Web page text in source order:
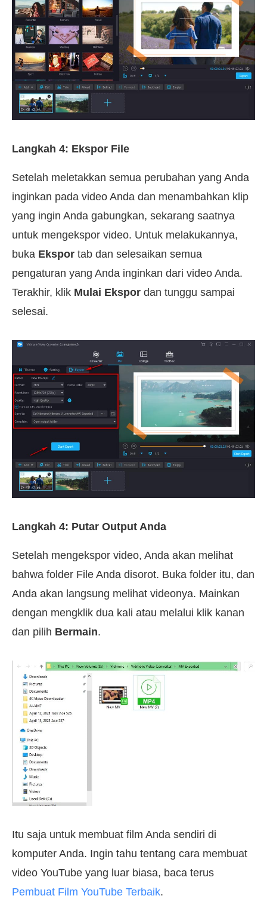
Langkah 4: Ekspor File
Setelah meletakkan semua perubahan yang Anda
inginkan pada video Anda dan menambahkan klip
yang ingin Anda gabungkan, sekarang saatnya
untuk mengekspor video. Untuk melakukannya,
buka Ekspor tab dan selesaikan semua
pengaturan yang Anda inginkan dari video Anda.
Terakhir, klik Mulai Ekspor dan tunggu sampai
selesai.
Langkah 4: Putar Output Anda
Setelah mengekspor video, Anda akan melihat
bahwa folder File Anda disorot. Buka folder itu, dan
Anda akan langsung melihat videonya. Mainkan
dengan mengklik dua kali atau melalui klik kanan
dan pilih Bermain.
Itu saja untuk membuat film Anda sendiri di
komputer Anda. Ingin tahu tentang cara membuat
video YouTube yang luar biasa, baca terus
Pembuat Film YouTube Terbaik.